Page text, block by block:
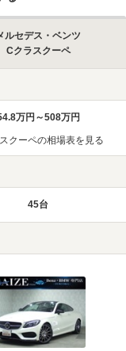
ルセデス・ベンツ
Cクラスクーペ
万円～508万円
クーペの相場表を見る
45台